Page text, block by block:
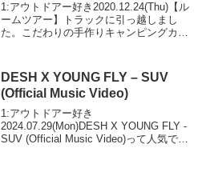
1:アウトドアー好き2020.12.24(Thu)【ル
ームツアー】トラックに引っ越しまし
た。こだわりの手作りキャンピングカ
2020.12.24(Thu)この動画は注目です！
3:...
DESH X YOUNG FLY – SUV
(Official Music Video)
1:アウトドアー好き
2024.07.29(Mon)DESH X YOUNG FLY -
SUV (Official Music Video)って人気で話